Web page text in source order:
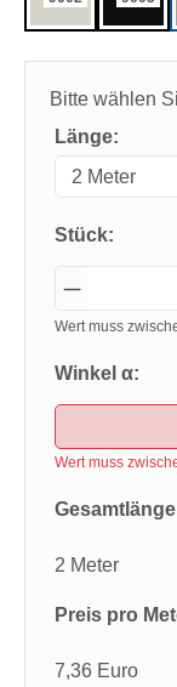
Bitte wählen
Länge:
Stück:
Wert muss
Winkel α:
Wert muss
2 Meter
Preis pro
7,36 Euro